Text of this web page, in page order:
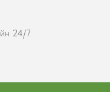
24/7